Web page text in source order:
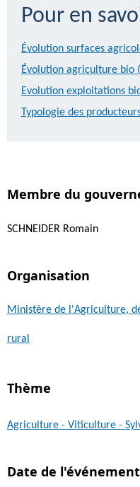
Pour en
Évolution surfaces
Évolution agriculture bio
Evolution exploitations
Typologie des
Membre du
SCHNEIDER Romain
Organisation
Ministère de l'Agriculture,
rural
Thème
Agriculture - Viticulture -
Date de l'événement